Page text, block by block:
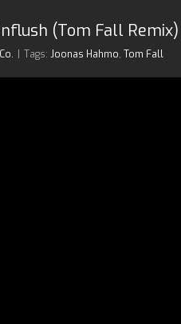
(Tom Fall Remix)
Tags: Joonas Hahmo, Tom Fall